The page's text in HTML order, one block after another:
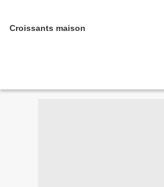
Croissants maison